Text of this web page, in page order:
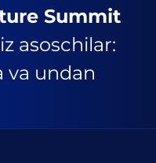
Summit
asoschilar:
va undan